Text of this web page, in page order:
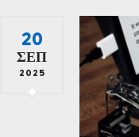
20
ΣΕΠ
2025